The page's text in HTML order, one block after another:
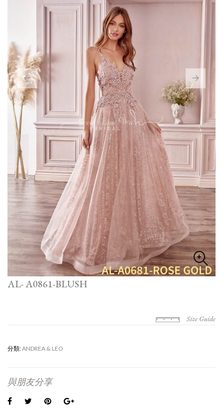
AL- A0861-BLUSH
Size Guide
分類:ANDREA & LEO
與朋友分享